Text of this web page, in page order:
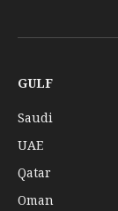
GULF
Saudi
UAE
Qatar
Oman